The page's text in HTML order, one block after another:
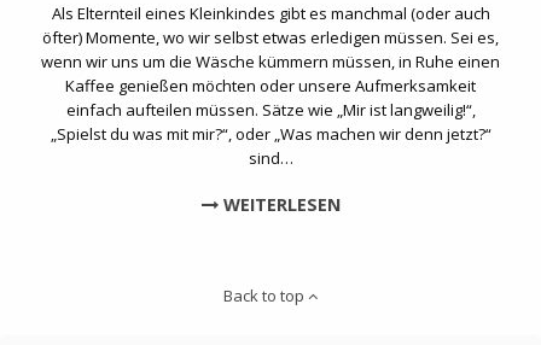
Als Elternteil eines Kleinkindes gibt es manchmal (oder auch
öfter) Momente, wo wir selbst etwas erledigen müssen. Sei es,
wenn wir uns um die Wäsche kümmern müssen, in Ruhe einen
Kaffee genießen möchten oder unsere Aufmerksamkeit
einfach aufteilen müssen. Sätze wie „Mir ist langweilig!“,
„Spielst du was mit mir?“, oder „Was machen wir denn jetzt?“
sind…
WEITERLESEN
Back to top